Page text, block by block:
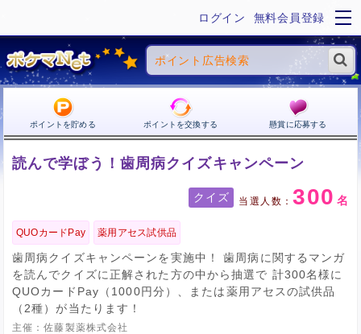
ログイン 無料会員登録
ポイントを貯める ポイントを交換する 懸賞に応募する
読んで学ぼう！歯周病クイズキャンペーン
クイズ 300 名
QUOカードPay 薬用アセス試供品
歯周病クイズキャンペーンを実施中！ 歯周病に関するマンガ
を読んでクイズに正解された方の中から抽選で 計300名様に
QUOカードPay（1000円分）、または薬用アセスの試供品
（2種）が当たります！
佐藤製薬株式会社